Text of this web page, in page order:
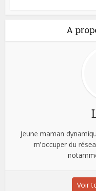
A
Jeune maman
m'occuper du
Voir